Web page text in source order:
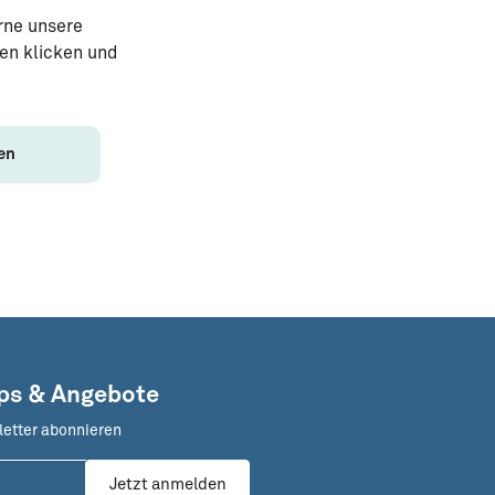
unsere
klicken und
& Angebote
abonnieren
Jetzt anmelden